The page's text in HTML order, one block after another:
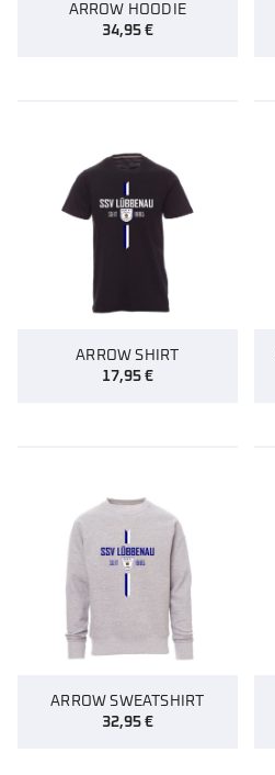
ARROW HOODIE
34,95 €
ARROW SHIRT
17,95 €
ARROW SWEATSHIRT
32,95 €